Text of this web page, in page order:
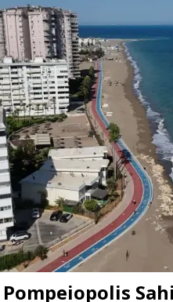
Pompeiopolis